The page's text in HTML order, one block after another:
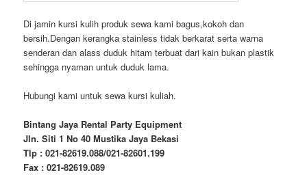
Di jamin kursi kulih produk sewa kami bagus,kokoh dan
bersih.Dengan kerangka stainless tidak berkarat serta warna
senderan dan alass duduk hitam terbuat dari kain bukan plastik
sehingga nyaman untuk duduk lama.
Hubungi kami untuk sewa kursi kuliah.
Bintang Jaya Rental Party Equipment
Jln. Siti 1 No 40 Mustika Jaya Bekasi
Tlp : 021-82619.088/021-82601.199
Fax : 021-82619.089